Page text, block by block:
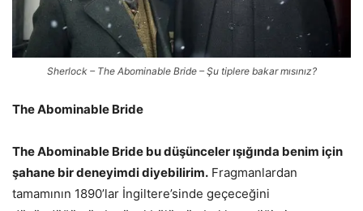
Sherlock – The Abominable Bride – Şu tiplere bakar mısınız?
The Abominable Bride
The Abominable Bride bu düşünceler ışığında benim için
şahane bir deneyimdi diyebilirim. Fragmanlardan
tamamının 1890’lar İngiltere’sinde geçeceğini